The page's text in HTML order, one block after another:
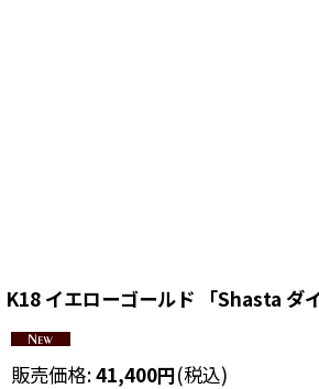
K18 イエローゴールド 「Shasta ダ
販売価格:41,400円(税込)